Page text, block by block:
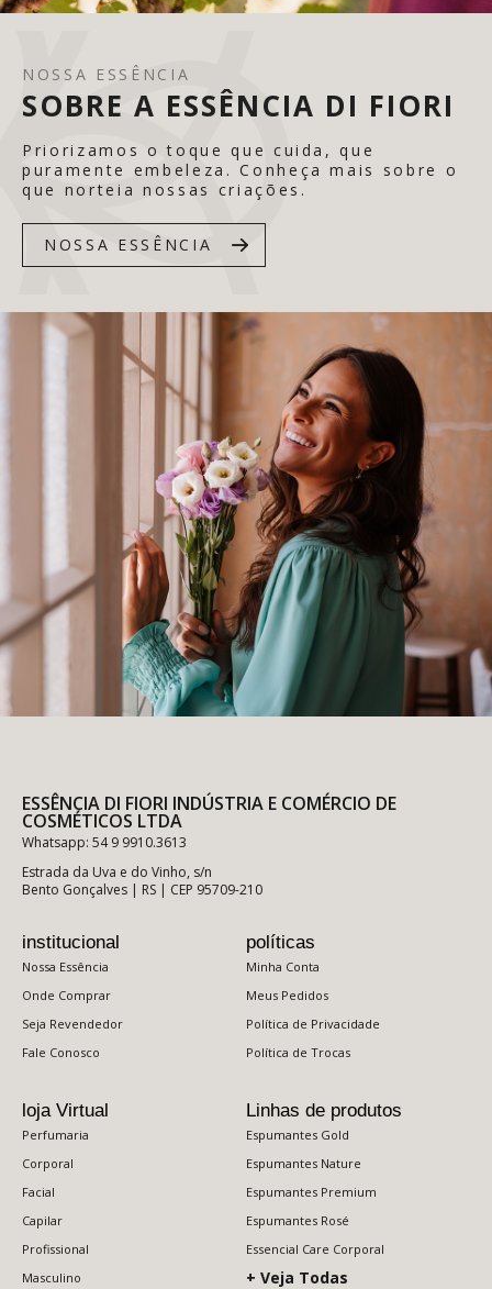
NOSSA ESSÊNCIA
SOBRE A ESSÊNCIA DI FIORI
Priorizamos o toque que cuida, que
puramente embeleza. Conheça mais sobre o
que norteia nossas criações.
NOSSA ESSÊNCIA
ESSÊNCIA DI FIORI INDÚSTRIA E COMÉRCIO DE
COSMÉTICOS LTDA
Whatsapp: 54 9 9910.3613
Estrada da Uva e do Vinho, s/n
Bento Gonçalves | RS | CEP 95709-210
institucional
Nossa Essência
Onde Comprar
Seja Revendedor
Fale Conosco
políticas
Minha Conta
Meus Pedidos
Política de Privacidade
Política de Trocas
loja Virtual
Perfumaria
Corporal
Facial
Capilar
Profissional
Masculino
Linhas de produtos
Espumantes Gold
Espumantes Nature
Espumantes Premium
Espumantes Rosé
Essencial Care Corporal
+ Veja Todas